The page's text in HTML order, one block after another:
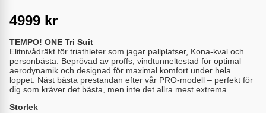
4999 kr
TEMPO! ONE Tri Suit
Elitnivådräkt för triathleter som jagar pallplatser, Kona-kval och
personbästa. Beprövad av proffs, vindtunneltestad för optimal
aerodynamik och designad för maximal komfort under hela
loppet. Näst bästa prestandan efter vår PRO-modell – perfekt för
dig som kräver det bästa, men inte det allra mest extrema.
Storlek